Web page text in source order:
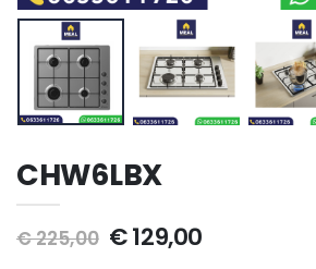
CHW6LBX
€ 225,00 € 129,00